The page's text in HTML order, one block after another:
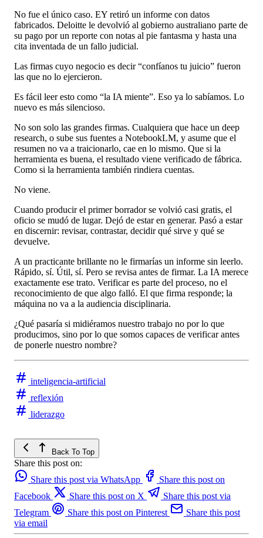
No fue el único caso. EY retiró un informe con datos
fabricados. Deloitte le devolvió al gobierno australiano parte de
su pago por un reporte con notas al pie fantasma y hasta una
cita inventada de un fallo judicial.
Las firmas cuyo negocio es decir “confíanos tu juicio” fueron
las que no lo ejercieron.
Es fácil leer esto como “la IA miente”. Eso ya lo sabíamos. Lo
nuevo es más silencioso.
No son solo las grandes firmas. Cualquiera que hace un deep
research, o sube sus fuentes a NotebookLM, y asume que el
resumen no va a traicionarlo, cae en lo mismo. Que si la
herramienta es buena, el resultado viene verificado de fábrica.
Como si la herramienta también rindiera cuentas.
No viene.
Cuando producir el primer borrador se volvió casi gratis, el
oficio se mudó de lugar. Dejó de estar en generar. Pasó a estar
en discernir: revisar, contrastar, decidir qué sirve y qué se
devuelve.
A un practicante brillante no le firmarías un informe sin leerlo.
Rápido, sí. Útil, sí. Pero se revisa antes de firmar. La IA merece
exactamente ese trato. Verificar es parte del proceso, no el
reconocimiento de que algo falló. El que firma responde; la
máquina no va a la audiencia disciplinaria.
¿Qué pasaría si midiéramos nuestro trabajo no por lo que
producimos, sino por lo que somos capaces de verificar antes
de ponerle nuestro nombre?
inteligencia-artificial
reflexión
liderazgo
Back To Top
Share this post on:
Share this post via WhatsApp
Share this post on
Facebook
Share this post on X
Share this post via
Telegram
Share this post on Pinterest
Share this post
via email